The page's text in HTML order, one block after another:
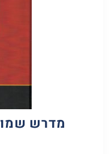
מדרש